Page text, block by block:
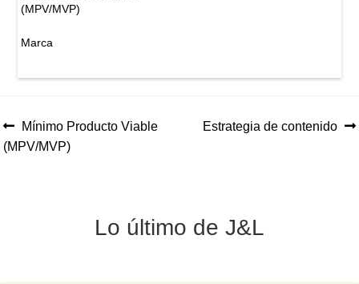
(MPV/MVP)
Marca
Navegación
Anterior:
Mínimo Producto Viable
(MPV/MVP)
Siguiente:
Estrategia de contenido
Lo último de J&L